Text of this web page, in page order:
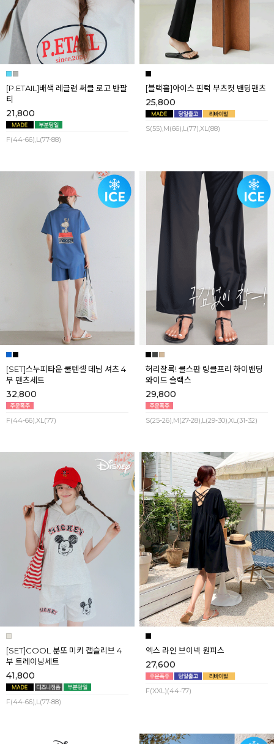
[P.ETAIL]배색 레글런 써클 로고 반팔
티
21,800
F(44-66),L(77-88)
[블랙홀]아이스 핀턱 부츠컷 밴딩팬츠
25,800
S(55),M(66),L(77),XL(88)
[SET]스누피타운 쿨텐셀 데님 셔츠 4
부 팬츠세트
32,800
F(44-66),XL(77)
허리잘록! 쿨스판 링클프리 하이밴딩
와이드 슬랙스
29,800
S(25-26),M(27-28),L(29-30),XL(31-32)
[SET]COOL 분또 미키 캡슬리브 4
부 트레이닝세트
41,800
F(44-66),L(77-88)
엑스 라인 브이넥 원피스
27,600
F(XXL)(44-77)